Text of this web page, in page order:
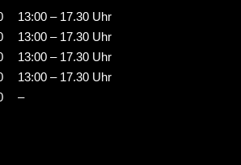
13:00 – 17.30 Uhr
13:00 – 17.30 Uhr
13:00 – 17.30 Uhr
13:00 – 17.30 Uhr
–